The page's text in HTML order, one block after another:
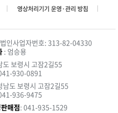
영상처리기기 운영·관리 방침
인사업자번호: 313-82-04330
: 엄승용
도 보령시 고잠2길55
930-0891
남도 보령시 고잠2길55
936-9475
매점: 041-935-1529